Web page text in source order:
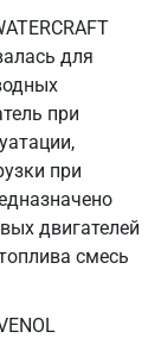
для
при
при
двигателей
смесь